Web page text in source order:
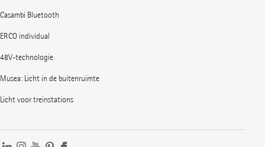
Casambi Bluetooth
ERCO individual
48V-technologie
Musea: Licht in de buitenruimte
Licht voor treinstations